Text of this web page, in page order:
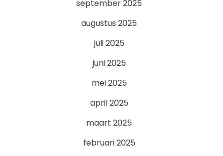
september 2025
augustus 2025
juli 2025
juni 2025
mei 2025
april 2025
maart 2025
februari 2025